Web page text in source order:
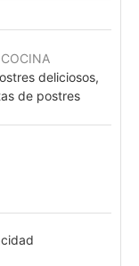
COCINA
deliciosos,
de postres